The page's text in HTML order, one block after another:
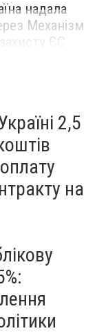
надала
Механізм
ЄС
2,5
на